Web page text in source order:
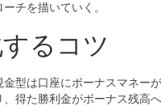
チを描いていく。
るコツ
型は口座にボーナスマネー
得た勝利金がボーナス残高